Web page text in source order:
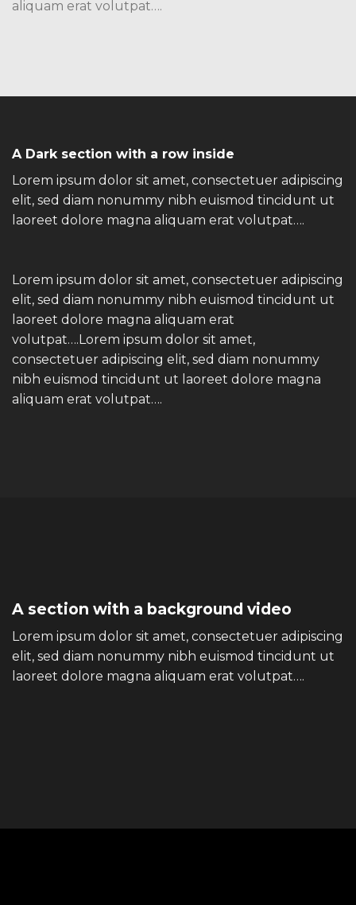
aliquam erat volutpat….
A Dark section with a row inside
Lorem ipsum dolor sit amet, consectetuer adipiscing
elit, sed diam nonummy nibh euismod tincidunt ut
laoreet dolore magna aliquam erat volutpat….
Lorem ipsum dolor sit amet, consectetuer adipiscing
elit, sed diam nonummy nibh euismod tincidunt ut
laoreet dolore magna aliquam erat
volutpat….Lorem ipsum dolor sit amet,
consectetuer adipiscing elit, sed diam nonummy
nibh euismod tincidunt ut laoreet dolore magna
aliquam erat volutpat….
A section with a background video
Lorem ipsum dolor sit amet, consectetuer adipiscing
elit, sed diam nonummy nibh euismod tincidunt ut
laoreet dolore magna aliquam erat volutpat….